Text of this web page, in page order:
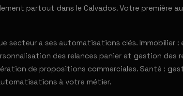
partout dans le Calvados. Votre première
secteur a ses automatisations clés.
des relances panier et gestion des
de propositions commerciales. Santé :
à votre métier.